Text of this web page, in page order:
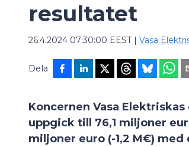
resultatet
26.4.2024 07:30:00 EEST| Vasa
Dela
Koncernen Vasa
uppgick till 76,1 miljoner
miljoner euro (-1,2 M€) med